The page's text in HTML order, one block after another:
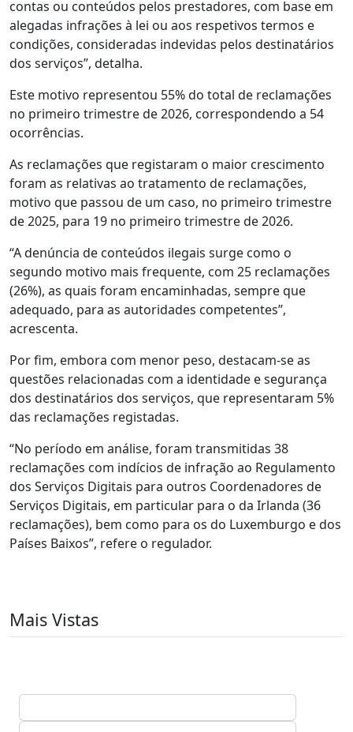
contas ou conteúdos pelos prestadores, com base em
alegadas infrações à lei ou aos respetivos termos e
condições, consideradas indevidas pelos destinatários
dos serviços”, detalha.
Este motivo representou 55% do total de reclamações
no primeiro trimestre de 2026, correspondendo a 54
ocorrências.
As reclamações que registaram o maior crescimento
foram as relativas ao tratamento de reclamações,
motivo que passou de um caso, no primeiro trimestre
de 2025, para 19 no primeiro trimestre de 2026.
“A denúncia de conteúdos ilegais surge como o
segundo motivo mais frequente, com 25 reclamações
(26%), as quais foram encaminhadas, sempre que
adequado, para as autoridades competentes”,
acrescenta.
Por fim, embora com menor peso, destacam-se as
questões relacionadas com a identidade e segurança
dos destinatários dos serviços, que representaram 5%
das reclamações registadas.
“No período em análise, foram transmitidas 38
reclamações com indícios de infração ao Regulamento
dos Serviços Digitais para outros Coordenadores de
Serviços Digitais, em particular para o da Irlanda (36
reclamações), bem como para os do Luxemburgo e dos
Países Baixos”, refere o regulador.
Mais Vistas